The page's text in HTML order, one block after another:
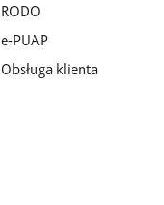
RODO
e-PUAP
Obsługa klienta